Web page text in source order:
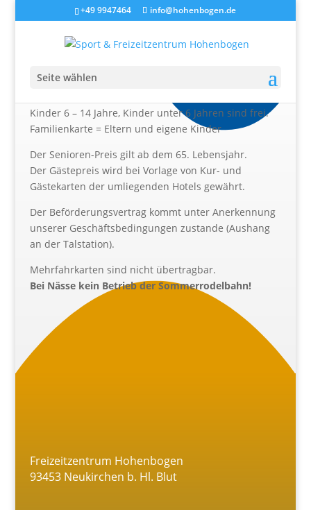
+49 9947464 info@hohenbogen.de
Seite wählen
Kinder 6 – 14 Jahre, Kinder unter 6 Jahren sind frei.
Familienkarte = Eltern und eigene Kinder
Der Senioren-Preis gilt ab dem 65. Lebensjahr.
Der Gästepreis wird bei Vorlage von Kur- und
Gästekarten der umliegenden Hotels gewährt.
Der Beförderungsvertrag kommt unter Anerkennung
unserer Geschäftsbedingungen zustande (Aushang
an der Talstation).
Mehrfahrkarten sind nicht übertragbar.
Bei Nässe kein Betrieb der Sommerrodelbahn!
Freizeitzentrum Hohenbogen
93453 Neukirchen b. Hl. Blut